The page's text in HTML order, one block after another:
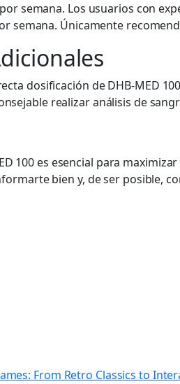
semana. Los usuarios con
semana. Únicamente
dosificación de DHB-MED
realizar análisis de
100 es esencial para
bien y, de ser posible,
From Retro Classics to